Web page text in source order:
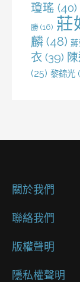
瓊瑤 (40)
勝 (16) 莊
麟 (48)
衣 (39)
(25) 黎錦光
關於我們
聯絡我們
版權聲明
隱私權聲明